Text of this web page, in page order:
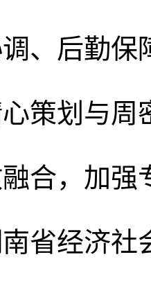
、后勤保
策划与
合，加强
省经济